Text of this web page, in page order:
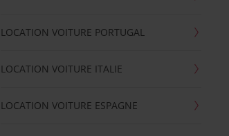
LOCATION VOITURE PORTUGAL
LOCATION VOITURE ITALIE
LOCATION VOITURE ESPAGNE